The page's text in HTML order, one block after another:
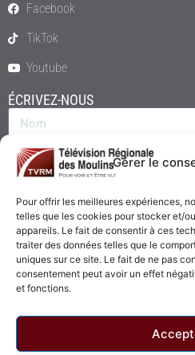
Gérer le
Pour offrir les meilleures expériences,
telles que les cookies pour stocker et/
appareils. Le fait de consentir à ces
traiter des données telles que le
uniques sur ce site. Le fait de ne pas
consentement peut avoir un effet
et fonctions.
Facebook
TikTok
Youtube
ÉCRIVEZ-NOUS